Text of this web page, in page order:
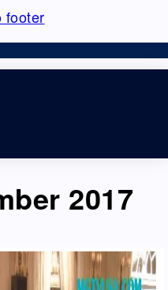
footer
– Community
Arts-Music
2017